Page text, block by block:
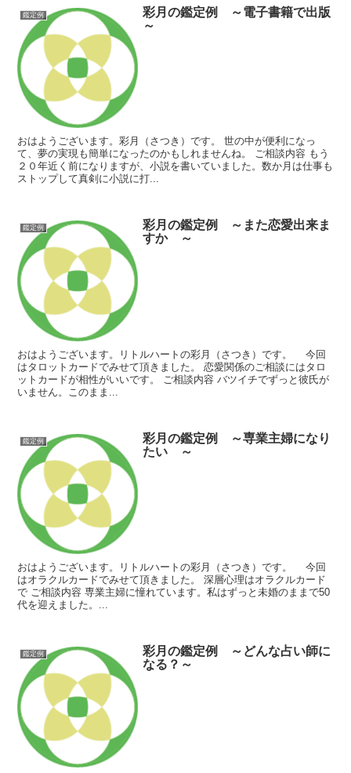
鑑定例
彩月の鑑定例 ～電子書籍で出版
～
おはようございます。彩月（さつき）です。 世の中が便利になっ
て、夢の実現も簡単になったのかもしれませんね。 ご相談内容 もう
２０年近く前になりますが、小説を書いていました。数か月は仕事も
ストップして真剣に小説に打...
鑑定例
彩月の鑑定例 ～また恋愛出来ま
すか ～
おはようございます。リトルハートの彩月（さつき）です。 今回
はタロットカードでみせて頂きました。 恋愛関係のご相談にはタロ
ットカードが相性がいいです。 ご相談内容 バツイチでずっと彼氏が
いません。このまま...
鑑定例
彩月の鑑定例 ～専業主婦になり
たい ～
おはようございます。リトルハートの彩月（さつき）です。 今回
はオラクルカードでみせて頂きました。 深層心理はオラクルカード
で ご相談内容 専業主婦に憧れています。私はずっと未婚のままで50
代を迎えました。...
鑑定例
彩月の鑑定例 ～どんな占い師に
なる？～